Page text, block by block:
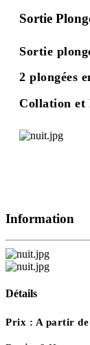
Sortie
Sortie
2 plongées
Collation et
Information
Détails
Prix : A partir de